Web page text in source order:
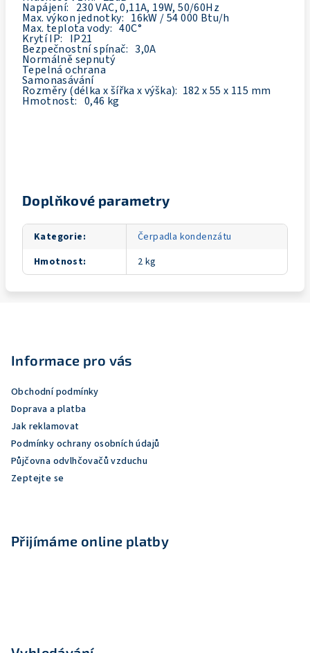
Napájení: 230 VAC, 0,11A, 19W, 50/60Hz
Max. výkon jednotky: 16kW / 54 000 Btu/h
Max. teplota vody: 40C°
Krytí IP: IP21
Bezpečnostní spínač: 3,0A
Normálně sepnutý
Tepelná ochrana
Samonasávání
Rozměry (délka x šířka x výška): 182 x 55 x 115 mm
Hmotnost: 0,46 kg
Doplňkové parametry
Kategorie:
Čerpadla kondenzátu
Hmotnost: 2 kg
Informace pro vás
Obchodní podmínky
Doprava a platba
Jak reklamovat
Podmínky ochrany osobních údajů
Půjčovna odvlhčovačů vzduchu
Zeptejte se
Přijímáme online platby